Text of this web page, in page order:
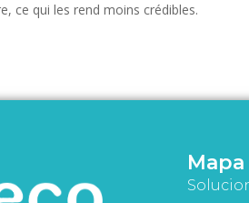
ce qui les rend moins crédibles.